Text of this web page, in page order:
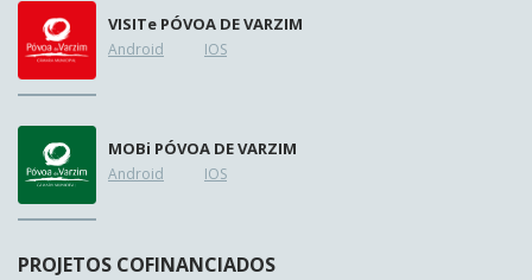
VISITe PÓVOA DE VARZIM
Android IOS
MOBi PÓVOA DE VARZIM
Android IOS
PROJETOS COFINANCIADOS